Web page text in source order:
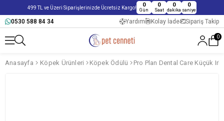
499 TL ve Üzeri Siparişlerinizde Ücretsiz Kargo! 0
Gün
0
Saat
0
dakika
0
saniye
0530 588 84 34 Yardım Kolay İade Sipariş Takip
0
Anasayfa Köpek Ürünleri Köpek Ödülü